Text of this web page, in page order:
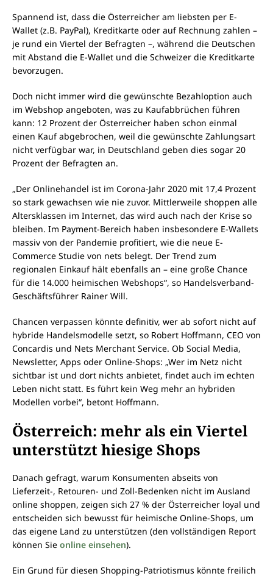
Spannend ist, dass die Österreicher am liebsten per E-
Wallet (z.B. PayPal), Kreditkarte oder auf Rechnung zahlen –
je rund ein Viertel der Befragten –, während die Deutschen
mit Abstand die E-Wallet und die Schweizer die Kreditkarte
bevorzugen.
Doch nicht immer wird die gewünschte Bezahloption auch
im Webshop angeboten, was zu Kaufabbrüchen führen
kann: 12 Prozent der Österreicher haben schon einmal
einen Kauf abgebrochen, weil die gewünschte Zahlungsart
nicht verfügbar war, in Deutschland geben dies sogar 20
Prozent der Befragten an.
„Der Onlinehandel ist im Corona-Jahr 2020 mit 17,4 Prozent
so stark gewachsen wie nie zuvor. Mittlerweile shoppen alle
Altersklassen im Internet, das wird auch nach der Krise so
bleiben. Im Payment-Bereich haben insbesondere E-Wallets
massiv von der Pandemie profitiert, wie die neue E-
Commerce Studie von nets belegt. Der Trend zum
regionalen Einkauf hält ebenfalls an – eine große Chance
für die 14.000 heimischen Webshops“, so Handelsverband-
Geschäftsführer Rainer Will.
Chancen verpassen könnte definitiv, wer ab sofort nicht auf
hybride Handelsmodelle setzt, so Robert Hoffmann, CEO von
Concardis und Nets Merchant Service. Ob Social Media,
Newsletter, Apps oder Online-Shops: „Wer im Netz nicht
sichtbar ist und dort nichts anbietet, findet auch im echten
Leben nicht statt. Es führt kein Weg mehr an hybriden
Modellen vorbei“, betont Hoffmann.
Österreich: mehr als ein Viertel
unterstützt hiesige Shops
Danach gefragt, warum Konsumenten abseits von
Lieferzeit-, Retouren- und Zoll-Bedenken nicht im Ausland
online shoppen, zeigen sich 27 % der Österreicher loyal und
entscheiden sich bewusst für heimische Online-Shops, um
das eigene Land zu unterstützen (den vollständigen Report
können Sie online einsehen).
Ein Grund für diesen Shopping-Patriotismus könnte freilich